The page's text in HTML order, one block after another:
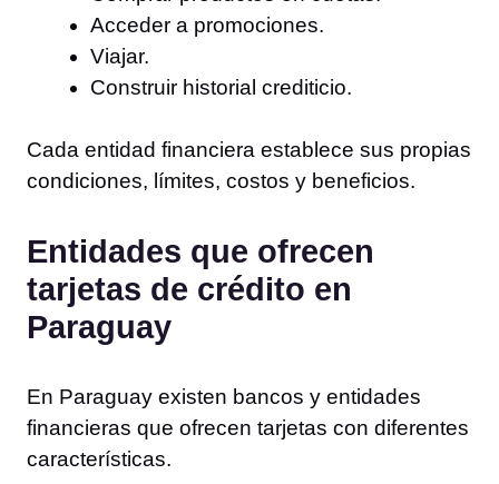
Acceder a promociones.
Viajar.
Construir historial crediticio.
Cada entidad financiera establece sus propias
condiciones, límites, costos y beneficios.
Entidades que ofrecen
tarjetas de crédito en
Paraguay
En Paraguay existen bancos y entidades
financieras que ofrecen tarjetas con diferentes
características.